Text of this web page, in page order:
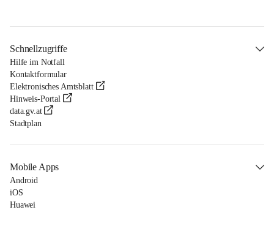
Schnellzugriffe
Hilfe im Notfall
Kontaktformular
Elektronisches Amtsblatt
Hinweis-Portal
data.gv.at
Stadtplan
Mobile Apps
Android
iOS
Huawei